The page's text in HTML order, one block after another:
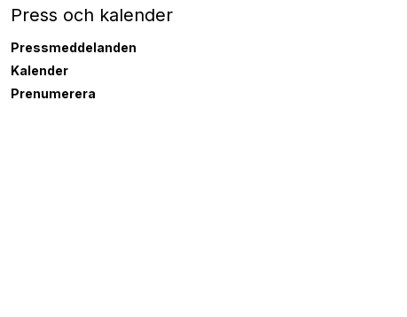
Press och kalender
Pressmeddelanden
Kalender
Prenumerera